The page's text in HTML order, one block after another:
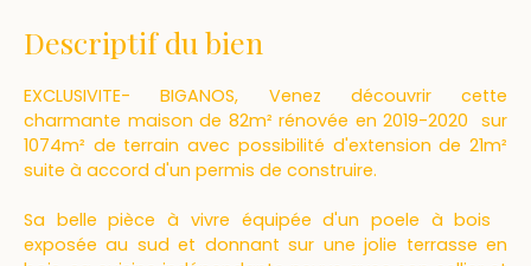
Descriptif du bien
EXCLUSIVITE- BIGANOS, Venez découvrir cette
charmante maison de 82m² rénovée en 2019-2020 sur
1074m² de terrain avec possibilité d'extension de 21m²
suite à accord d'un permis de construire.
Sa belle pièce à vivre équipée d'un poele à bois
exposée au sud et donnant sur une jolie terrasse en